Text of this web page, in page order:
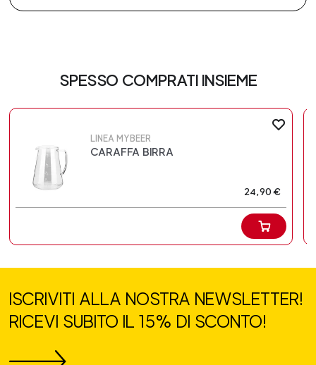
SPESSO COMPRATI INSIEME
LINEA MYBEER
CARAFFA BIRRA
24,90 €
ISCRIVITI ALLA NOSTRA NEWSLETTER!
RICEVI SUBITO IL 15% DI SCONTO!